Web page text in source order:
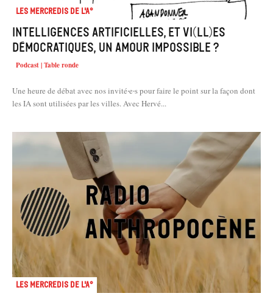
Les mercredis de l'A°
Intelligences artificielles, et vi(ll)es
démocratiques, un amour impossible ?
Podcast | Table ronde
Une heure de débat avec nos invité‧e‧s pour faire le point sur la façon dont
les IA sont utilisées par les villes. Avec Hervé...
Les mercredis de l'A°